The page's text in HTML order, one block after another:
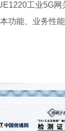
工业5G网
功能、业务性